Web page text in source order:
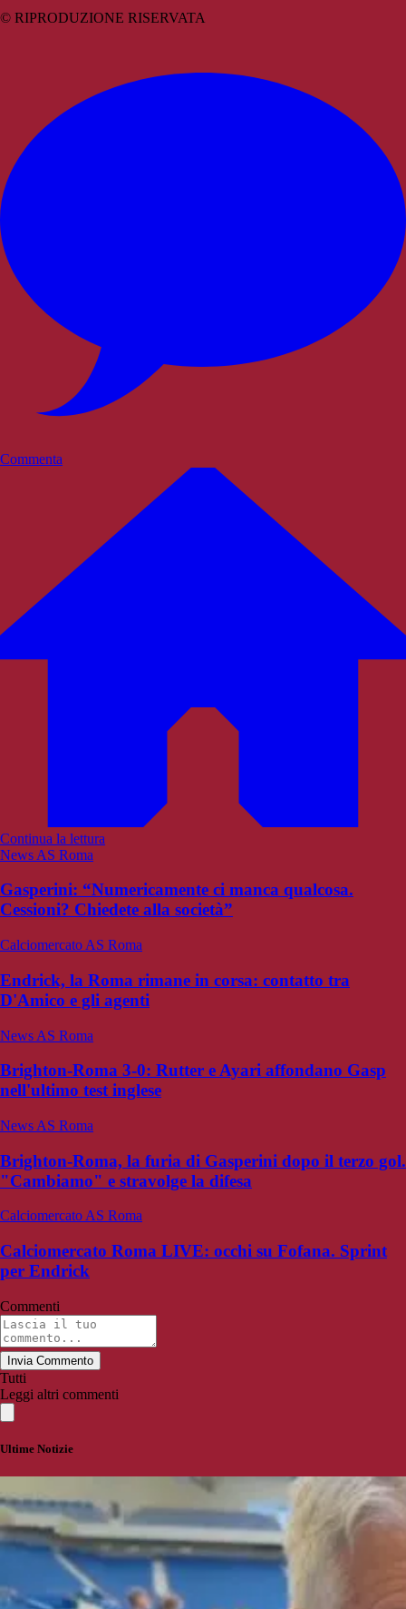
© RIPRODUZIONE RISERVATA
Commenta
Continua la lettura
News AS Roma
Gasperini: “Numericamente ci manca qualcosa.
Cessioni? Chiedete alla società”
Calciomercato AS Roma
Endrick, la Roma rimane in corsa: contatto tra
D'Amico e gli agenti
News AS Roma
Brighton-Roma 3-0: Rutter e Ayari affondano Gasp
nell'ultimo test inglese
News AS Roma
Brighton-Roma, la furia di Gasperini dopo il terzo gol.
"Cambiamo" e stravolge la difesa
Calciomercato AS Roma
Calciomercato Roma LIVE: occhi su Fofana. Sprint
per Endrick
Commenti
Invia Commento
Tutti
Leggi altri commenti
Ultime Notizie